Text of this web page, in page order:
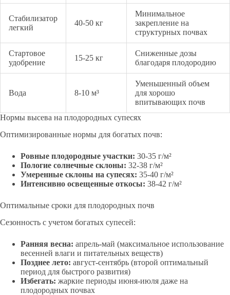
Стабилизатор
легкий
40-50 кг
Минимальное
закрепление на
структурных почвах
Стартовое
удобрение
15-25 кг
Сниженные дозы
благодаря плодородию
Вода 8-10 м³
Уменьшенный объем
для хорошо
впитывающих почв
Нормы высева на плодородных супесях
Оптимизированные нормы для богатых почв:
Ровные плодородные участки: 30-35 г/м²
Пологие солнечные склоны: 32-38 г/м²
Умеренные склоны на супесях: 35-40 г/м²
Интенсивно освещенные откосы: 38-42 г/м²
Оптимальные сроки для плодородных почв
Сезонность с учетом богатых супесей:
Ранняя весна: апрель-май (максимальное использование
весенней влаги и питательных веществ)
Позднее лето: август-сентябрь (второй оптимальный
период для быстрого развития)
Избегать: жаркие периоды июня-июля даже на
плодородных почвах